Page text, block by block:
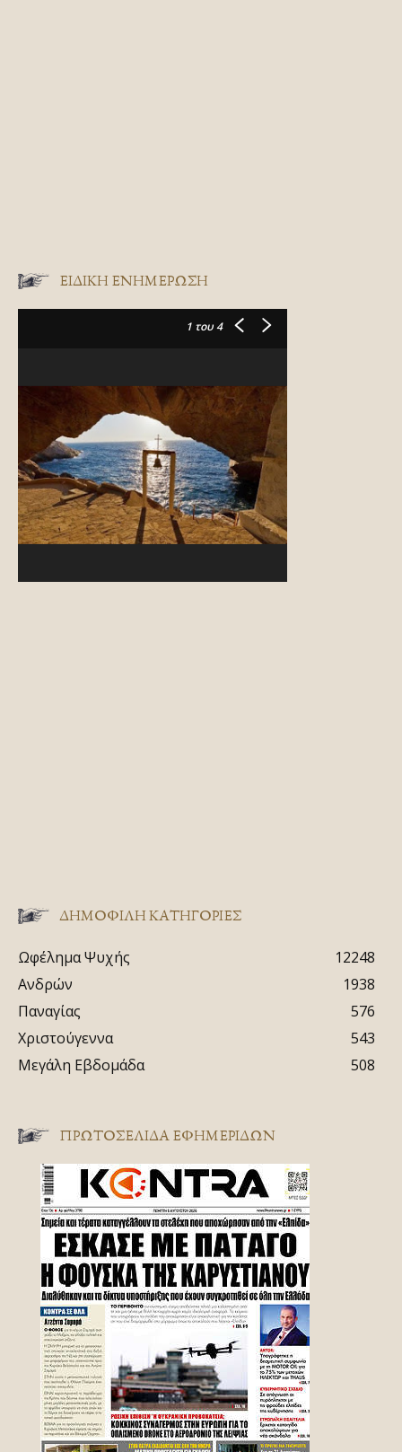
ΕΙΔΙΚΉ ΕΝΗΜΈΡΩΣΗ
1 του 4
ΔΗΜΟΦΙΛΗ ΚΑΤΗΓΟΡΙΕΣ
Ωφέλημα Ψυχής
12248
Ανδρών
1938
Παναγίας
576
Χριστούγεννα
543
Μεγάλη Εβδομάδα
508
ΠΡΩΤΟΣΈΛΙΔΑ ΕΦΗΜΕΡΊΔΩΝ